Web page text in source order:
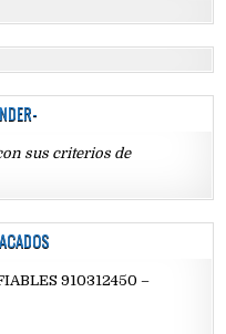
sus criterios de
910312450 –